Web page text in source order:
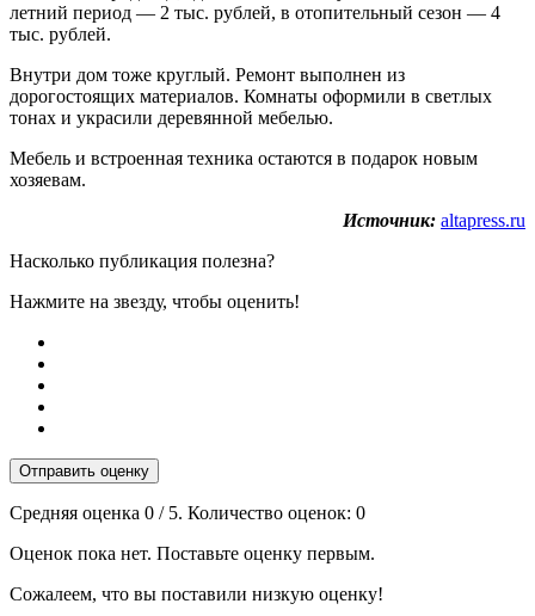
летний период — 2 тыс. рублей, в отопительный сезон — 4
тыс. рублей.
Внутри дом тоже круглый. Ремонт выполнен из
дорогостоящих материалов. Комнаты оформили в светлых
тонах и украсили деревянной мебелью.
Мебель и встроенная техника остаются в подарок новым
хозяевам.
Источник: altapress.ru
Насколько публикация полезна?
Нажмите на звезду, чтобы оценить!
Отправить оценку
Средняя оценка 0 / 5. Количество оценок: 0
Оценок пока нет. Поставьте оценку первым.
Сожалеем, что вы поставили низкую оценку!